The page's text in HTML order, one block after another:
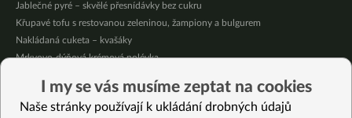
Jablečné pyré – skvělé přesnídávky bez cukru
Křupavé tofu s restovanou zeleninou, žampiony a bulgurem
Nakládaná cuketa – kvašáky
Mrkvovo-dýňová krémová polévka
Osvěžující čaj s citronovými bylinkami
Nepečený jablečný dort s rybízem
I my se vás musíme zeptat na cookies
Naše stránky používají k ukládání drobných údajů